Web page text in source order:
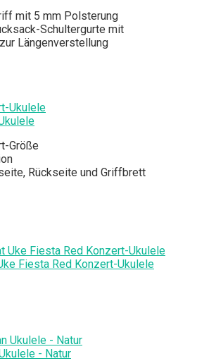
mit 5 mm Polsterung
Schultergurte mit
Längenverstellung
Größe
Rückseite und Griffbrett
Fiesta Red Konzert-Ukulele
- Natur